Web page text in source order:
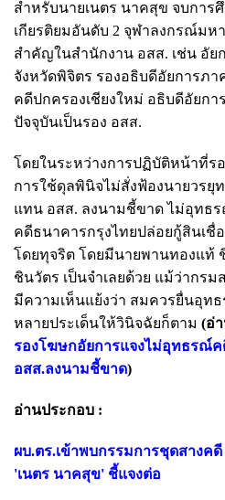
สำหรับนายเนตร นาคสุข จบกา
เกียรติยมอันดับ 2 จุฬาลงกรณ์มห
สำคัญในสำนักงาน อสส. เช่น อัย
จังหวัดพิจิตร รองอธิบดีอัยการภ
คดีปกครองเชียงใหม่ อธิบดีอัยกา
ปัจจุบันเป็นรอง อสส.
โดยในระหว่างการปฏิบัติหน้าที่ร
การใช้ดุลพินิจไม่สั่งฟ้องนายวรยุ
แทน อสส. ลงนามชี้ขาด ไม่อุทธ
คดีธนาคารกรุงไทยปล่อยกู้สินเชื่
โดยทุจริต โดยมีนายพานทองแท้
ชินวัตร เป็นจำเลยด้วย แม้ว่ากร
มีความเห็นแย้งว่า สมควรยื่นอุท
หลายประเด็นให้วินิจฉัยก็ตาม (อ่
รองโฆษกอัยการแจงไม่อุทธรณ์ค
อสส.ลงนามชี้ขาด)
อ่านประกอบ :
ผบ.ตร.เข้าพบกรรมการชุดสางค
'เนตร นาคสุข' ชี้แจงต่อ